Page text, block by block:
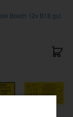
Bosch 12v B18 gul